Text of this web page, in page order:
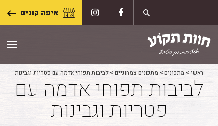
content
איפה קונים
ראשי > מתכונים > מתכונים צמחוניים > לביבות תפוחי אדמה עם פטריות וגבינות
לביבות תפוחי אדמה עם
פטריות וגבינות